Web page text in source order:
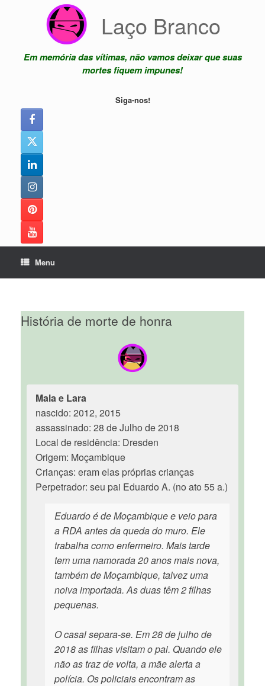
Laço Branco
Em memória das vítimas, não vamos deixar que suas
mortes fiquem impunes!
Siga-nos!
Menu
História de morte de honra
Mala e Lara
nascido: 2012, 2015
assassinado: 28 de Julho de 2018
Local de residência: Dresden
Origem: Moçambique
Crianças: eram elas próprias crianças
Perpetrador: seu pai Eduardo A. (no ato 55 a.)
Eduardo é de Moçambique e veio para
a RDA antes da queda do muro. Ele
trabalha como enfermeiro. Mais tarde
tem uma namorada 20 anos mais nova,
também de Moçambique, talvez uma
noiva importada. As duas têm 2 filhas
pequenas.
O casal separa-se. Em 28 de julho de
2018 as filhas visitam o pai. Quando ele
não as traz de volta, a mãe alerta a
polícia. Os policiais encontram as